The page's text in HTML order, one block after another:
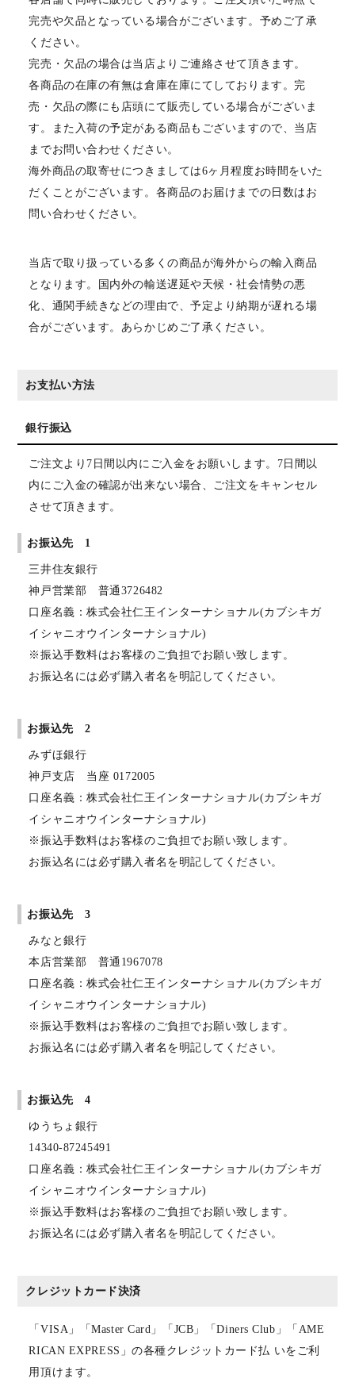
完売や欠品となっている場合がございます。予めご了承
ください。
完売・欠品の場合は当店よりご連絡させて頂きます。
各商品の在庫の有無は倉庫在庫にてしております。完
売・欠品の際にも店頭にて販売している場合がございま
す。また入荷の予定がある商品もございますので、当店
までお問い合わせください。
海外商品の取寄せにつきましては6ヶ月程度お時間をいた
だくことがございます。各商品のお届けまでの日数はお
問い合わせください。
当店で取り扱っている多くの商品が海外からの輸入商品
となります。国内外の輸送遅延や天候・社会情勢の悪
化、通関手続きなどの理由で、予定より納期が遅れる場
合がございます。あらかじめご了承ください。
お支払い方法
銀行振込
ご注文より7日間以内にご入金をお願いします。7日間以
内にご入金の確認が出来ない場合、ご注文をキャンセル
させて頂きます。
お振込先 1
三井住友銀行
神戸営業部 普通3726482
口座名義：株式会社仁王インターナショナル(カブシキガ
イシャニオウインターナショナル)
※振込手数料はお客様のご負担でお願い致します。
お振込名には必ず購入者名を明記してください。
お振込先 2
みずほ銀行
神戸支店 当座 0172005
口座名義：株式会社仁王インターナショナル(カブシキガ
イシャニオウインターナショナル)
※振込手数料はお客様のご負担でお願い致します。
お振込名には必ず購入者名を明記してください。
お振込先 3
みなと銀行
本店営業部 普通1967078
口座名義：株式会社仁王インターナショナル(カブシキガ
イシャニオウインターナショナル)
※振込手数料はお客様のご負担でお願い致します。
お振込名には必ず購入者名を明記してください。
お振込先 4
ゆうちょ銀行
14340-87245491
口座名義：株式会社仁王インターナショナル(カブシキガ
イシャニオウインターナショナル)
※振込手数料はお客様のご負担でお願い致します。
お振込名には必ず購入者名を明記してください。
クレジットカード決済
「VISA」「Master Card」「JCB」「Diners Club」「AME
RICAN EXPRESS」の各種クレジットカード払 いをご利
用頂けます。